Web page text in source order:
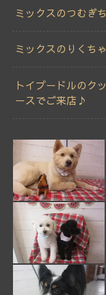
ミックスのつむぎ
ミックスのりくち
トイプードルのク
ースでご来店♪